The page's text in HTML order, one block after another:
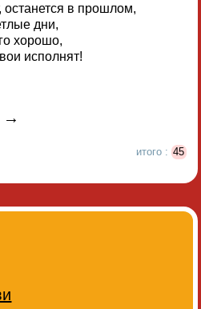
останется в прошлом,
дни,
хорошо,
исполнят!
→
итого : 45